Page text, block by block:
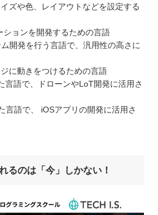
ズや色、レイアウトなどを設定する
ョンを開発するための言語
開発を行う言語で、汎用性の高さに
に動きをつけるための言語
言語で、ドローンやLoT開発に活用さ
言語で、 iOSアプリの開発に活用さ
るのは「今」しかない！